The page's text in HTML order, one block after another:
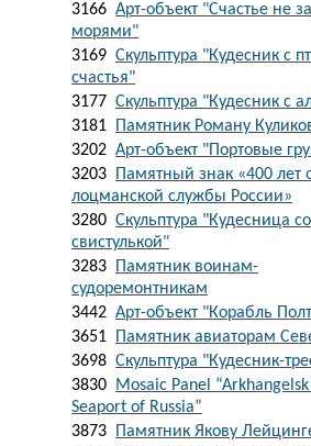
3166 Арт-объект "Счастье не за
морями"
3169 Скульптура "Кудесник с
счастья"
3177 Скульптура "Кудесник с
3181
Памятник Роману
3202 Арт-объект "Портовые
3203
Памятный знак «400 лет
лоцманской службы России»
3280 Скульптура "Кудесница со
свистулькой"
3283
Памятник воинам-
судоремонтникам
3442 Арт-объект "Корабль
3651
Памятник авиаторам
3698 Скульптура "Кудесник-
3830
Mosaic Panel
Seaport of Russia”
3873
Памятник Якову